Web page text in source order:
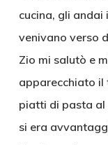
cucina, gli
venivano verso
Zio mi salutò e
apparecchiato il
piatti di pasta al
si era